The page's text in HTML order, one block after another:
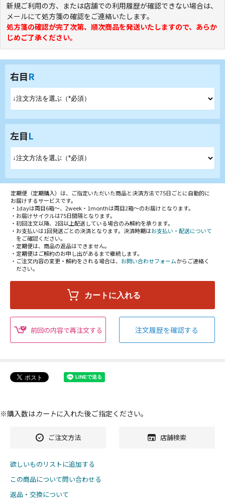
新規ご利用の方、または店舗での利用履歴が確認できない場合は、
メールにて処方箋の確認をご連絡いたします。
処方箋の確認が完了次第、順次商品を発送いたしますので、あらか
じめご了承ください。
右目R
左目L
定期便（定期購入）は、ご指定いただいた商品と決済方法で75日ごとに自動的に
お届けするサービスです。
・1dayは両目6箱～、2week・1monthは両目2箱～のお届けとなります。
・お届けサイクルは75日間隔となります。
・初回注文以降、2回以上配送している場合のみ解約を承ります。
・お支払いは1回発送ごとの決済となります。決済時期はお支払い・配送について
をご確認ください。
・定期便は、商品の返品はできません。
・定期便はご解約のお申し出があるまで継続します。
・ご注文内容の変更・解約をされる場合は、 お問い合わせフォームからご連絡く
ださい。
前回の内容で再注文する 注文履歴を確認する
※購入数はカートに入れた後ご指定ください。
ご注文方法 店舗検索
欲しいものリストに追加する
この商品について問い合わせる
返品・交換について